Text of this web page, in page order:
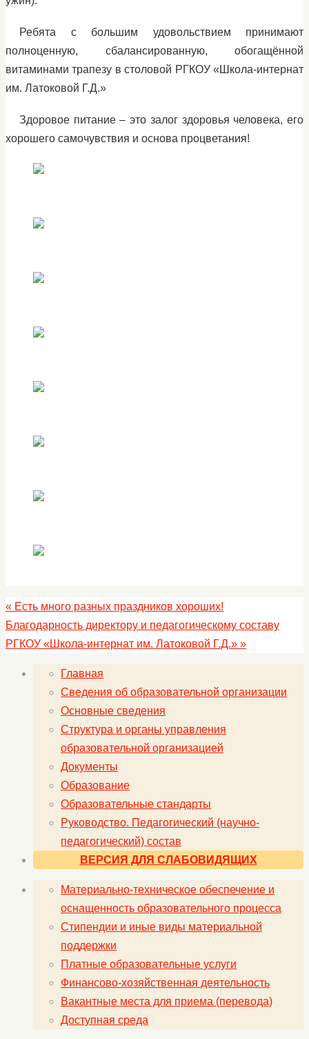
Ребята с большим удовольствием принимают
полноценную, сбалансированную, обогащённой
витаминами трапезу в столовой РГКОУ «Школа-интернат
им. Латоковой Г.Д.»
Здоровое питание – это залог здоровья человека, его
хорошего самочувствия и основа процветания!
« Есть много разных праздников хороших!
Благодарность директору и педагогическому составу
РГКОУ «Школа-интернат им. Латоковой Г.Д.» »
Главная
Сведения об образовательной организации
Основные сведения
Структура и органы управления
образовательной организацией
Документы
Образование
Образовательные стандарты
Руководство. Педагогический (научно-
педагогический) состав
ВЕРСИЯ ДЛЯ СЛАБОВИДЯЩИХ
Материально-техническое обеспечение и
оснащенность образовательного процесса
Стипендии и иные виды материальной
поддержки
Платные образовательные услуги
Финансово-хозяйственная деятельность
Вакантные места для приема (перевода)
Доступная среда